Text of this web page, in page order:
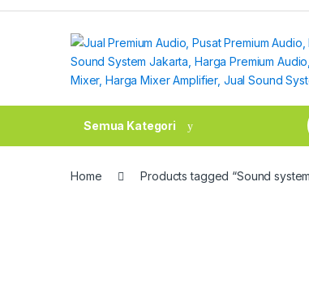
Skip
Skip
Semua Kategori
Home Products tagged “Sound